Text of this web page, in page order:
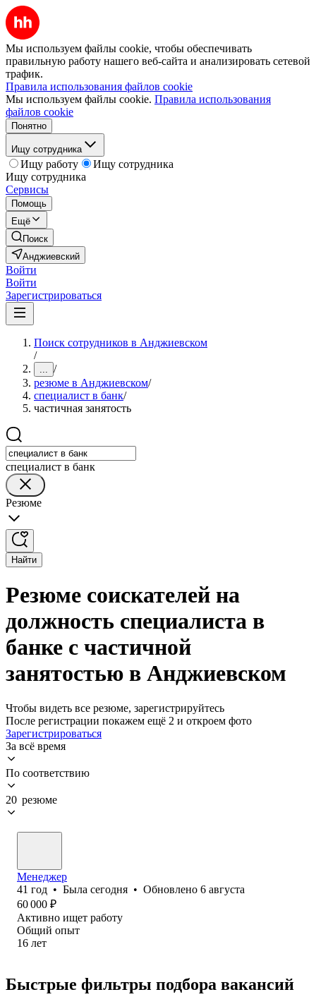
Мы используем файлы cookie, чтобы обеспечивать
правильную работу нашего веб-сайта и анализировать сетевой
трафик.
Правила использования файлов cookie
Мы используем файлы cookie. Правила использования
файлов cookie
Понятно
Ищу сотрудника
Ищу работу
Ищу сотрудника
Ищу сотрудника
Сервисы
Помощь
Ещё
Поиск
Анджиевский
Войти
Войти
Зарегистрироваться
Поиск сотрудников в Анджиевском
/
... /
резюме в Анджиевском/
специалист в банк/
частичная занятость
специалист в банк
Резюме
Найти
Резюме соискателей на
должность специалиста в
банке с частичной
занятостью в Анджиевском
Чтобы видеть все резюме, зарегистрируйтесь
После регистрации покажем ещё 2 и откроем фото
Зарегистрироваться
За всё время
По соответствию
20 резюме
Менеджер
41 год • Была сегодня • Обновлено 6 августа
60 000 ₽
Активно ищет работу
Общий опыт
16 лет
Быстрые фильтры подбора вакансий